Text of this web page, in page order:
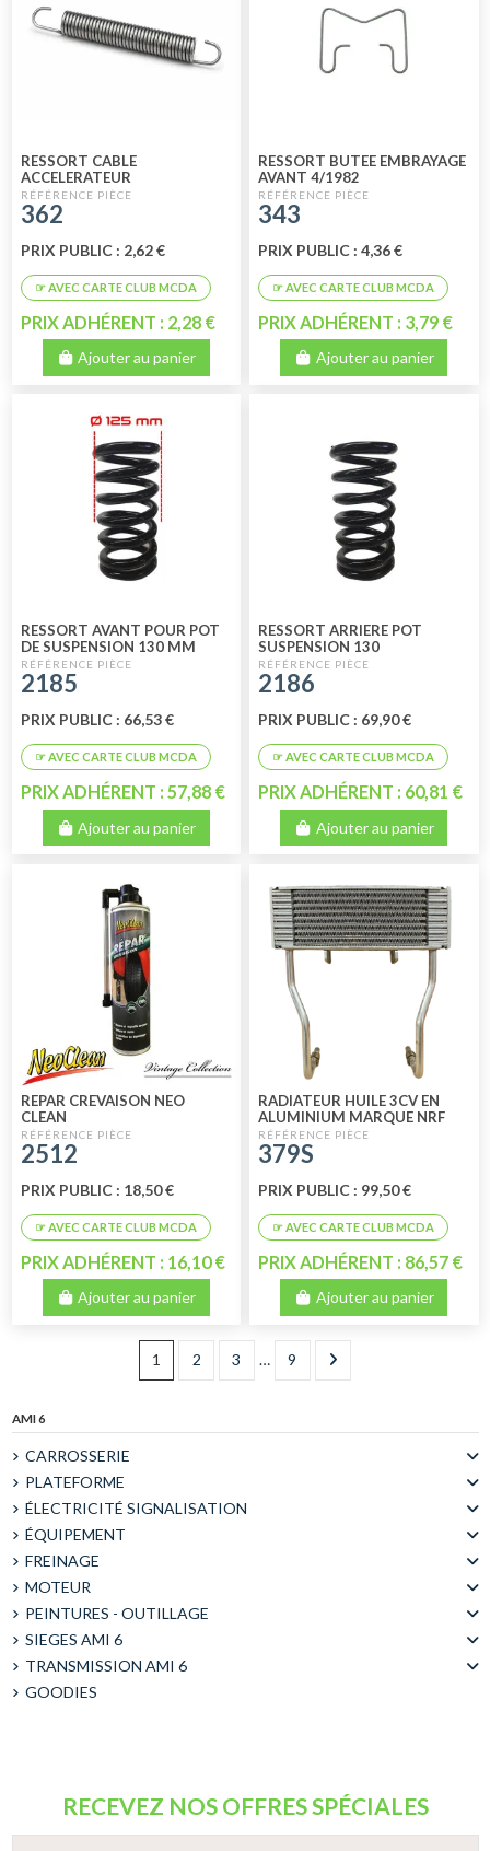
RESSORT CABLE
ACCELERATEUR
362
PRIX PUBLIC : 2,62 €
PRIX ADHÉRENT : 2,28 €
Ajouter au panier
RESSORT BUTEE EMBRAYAGE
AVANT 4/1982
343
PRIX PUBLIC : 4,36 €
PRIX ADHÉRENT : 3,79 €
Ajouter au panier
RESSORT AVANT POUR POT
DE SUSPENSION 130 MM
2185
PRIX PUBLIC : 66,53 €
PRIX ADHÉRENT : 57,88 €
Ajouter au panier
RESSORT ARRIERE POT
SUSPENSION 130
2186
PRIX PUBLIC : 69,90 €
PRIX ADHÉRENT : 60,81 €
Ajouter au panier
REPAR CREVAISON NEO
CLEAN
2512
PRIX PUBLIC : 18,50 €
PRIX ADHÉRENT : 16,10 €
Ajouter au panier
RADIATEUR HUILE 3CV EN
ALUMINIUM MARQUE NRF
379S
PRIX PUBLIC : 99,50 €
PRIX ADHÉRENT : 86,57 €
Ajouter au panier
1 2 3 … 9
AMI 6
CARROSSERIE
PLATEFORME
ÉLECTRICITÉ SIGNALISATION
ÉQUIPEMENT
FREINAGE
MOTEUR
PEINTURES - OUTILLAGE
SIEGES AMI 6
TRANSMISSION AMI 6
GOODIES
RECEVEZ NOS OFFRES SPÉCIALES